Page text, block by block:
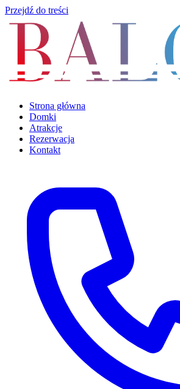
Przejdź do treści
Strona główna
Domki
Atrakcje
Rezerwacja
Kontakt